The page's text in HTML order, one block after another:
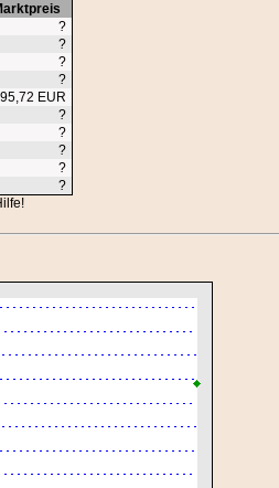
?
?
?
?
EUR
?
?
?
?
?